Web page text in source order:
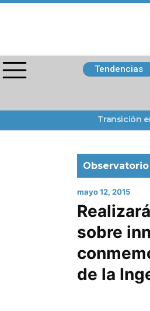
Tendencias
Transición
mayo 12, 2015
sobre
de la